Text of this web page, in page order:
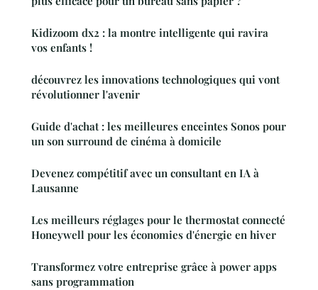
Kidizoom dx2 : la montre intelligente qui ravira
vos enfants !
découvrez les innovations technologiques qui vont
révolutionner l'avenir
Guide d'achat : les meilleures enceintes Sonos pour
un son surround de cinéma à domicile
Devenez compétitif avec un consultant en IA à
Lausanne
Les meilleurs réglages pour le thermostat connecté
Honeywell pour les économies d'énergie en hiver
Transformez votre entreprise grâce à power apps
sans programmation